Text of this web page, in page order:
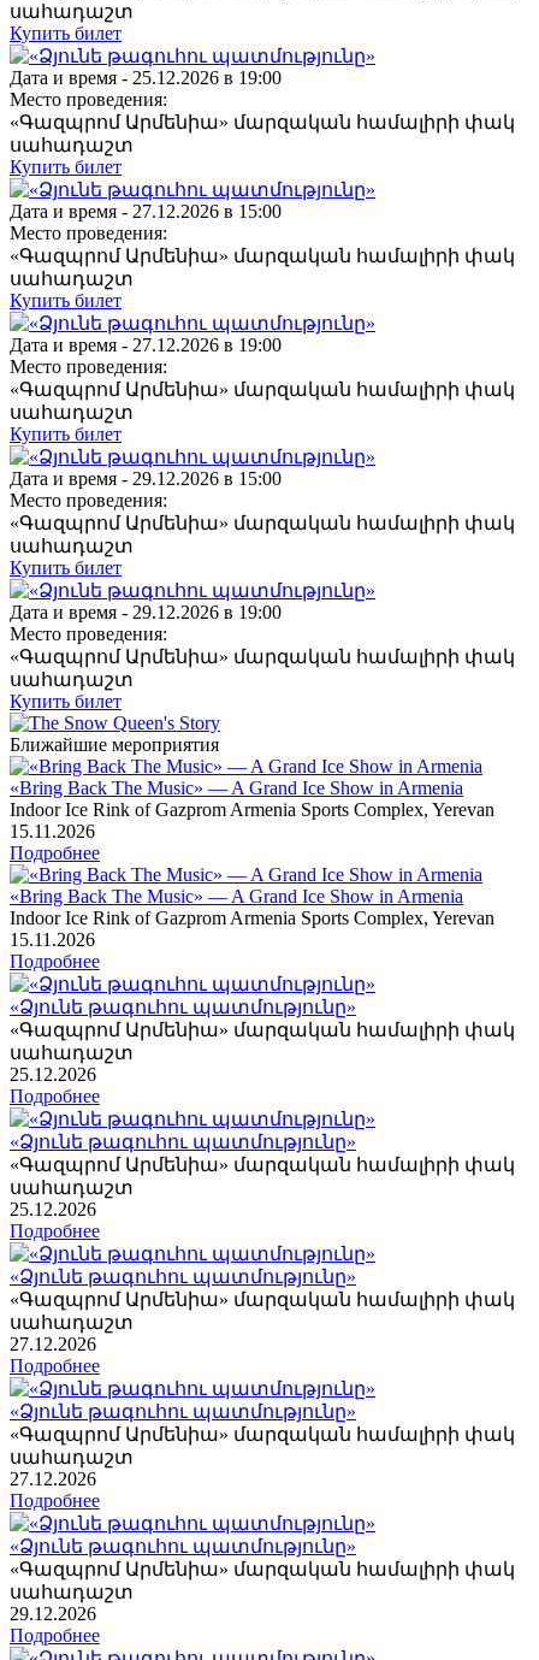
սահադաշտ
Купить билет
Дата и время - 25.12.2026 в 19:00
Место проведения:
«Գազպրոմ Արմենիա» մարզական համալիրի փակ
սահադաշտ
Купить билет
Дата и время - 27.12.2026 в 15:00
Место проведения:
«Գազպրոմ Արմենիա» մարզական համալիրի փակ
սահադաշտ
Купить билет
Дата и время - 27.12.2026 в 19:00
Место проведения:
«Գազպրոմ Արմենիա» մարզական համալիրի փակ
սահադաշտ
Купить билет
Дата и время - 29.12.2026 в 15:00
Место проведения:
«Գազպրոմ Արմենիա» մարզական համալիրի փակ
սահադաշտ
Купить билет
Дата и время - 29.12.2026 в 19:00
Место проведения:
«Գազպրոմ Արմենիա» մարզական համալիրի փակ
սահադաշտ
Купить билет
Ближайшие мероприятия
«Bring Back The Music» — A Grand Ice Show in Armenia
Indoor Ice Rink of Gazprom Armenia Sports Complex, Yerevan
15.11.2026
Подробнее
«Bring Back The Music» — A Grand Ice Show in Armenia
Indoor Ice Rink of Gazprom Armenia Sports Complex, Yerevan
15.11.2026
Подробнее
«Ձյունե թագուհու պատմությունը»
«Գազպրոմ Արմենիա» մարզական համալիրի փակ
սահադաշտ
25.12.2026
Подробнее
«Ձյունե թագուհու պատմությունը»
«Գազպրոմ Արմենիա» մարզական համալիրի փակ
սահադաշտ
25.12.2026
Подробнее
«Ձյունե թագուհու պատմությունը»
«Գազպրոմ Արմենիա» մարզական համալիրի փակ
սահադաշտ
27.12.2026
Подробнее
«Ձյունե թագուհու պատմությունը»
«Գազպրոմ Արմենիա» մարզական համալիրի փակ
սահադաշտ
27.12.2026
Подробнее
«Ձյունե թագուհու պատմությունը»
«Գազպրոմ Արմենիա» մարզական համալիրի փակ
սահադաշտ
29.12.2026
Подробнее